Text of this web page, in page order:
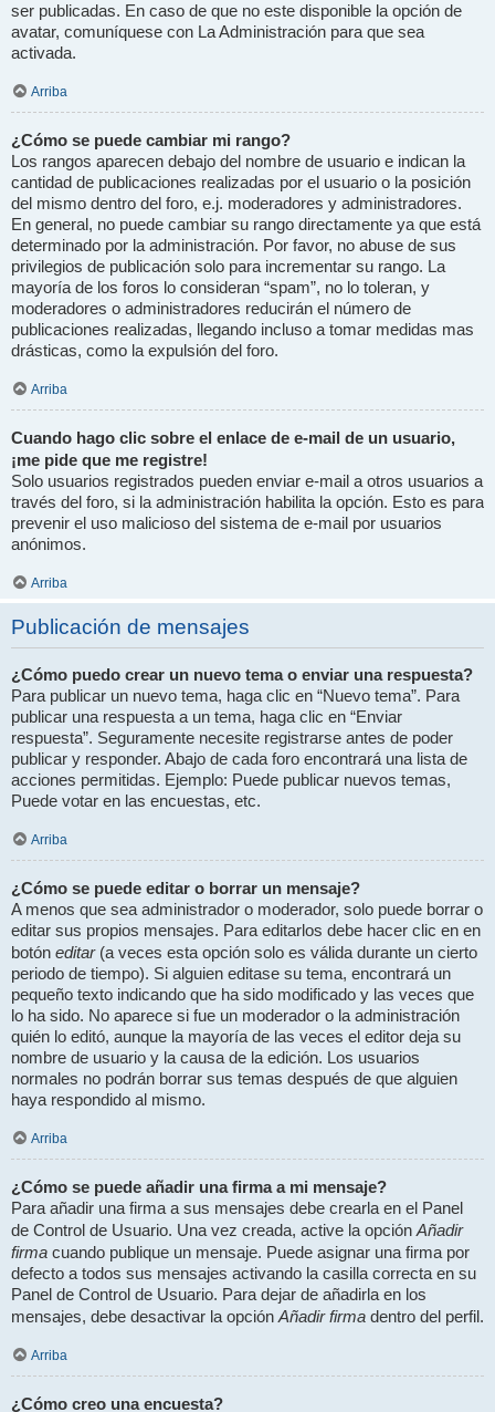
ser publicadas. En caso de que no este disponible la opción de
avatar, comuníquese con La Administración para que sea
activada.
Arriba
¿Cómo se puede cambiar mi rango?
Los rangos aparecen debajo del nombre de usuario e indican la
cantidad de publicaciones realizadas por el usuario o la posición
del mismo dentro del foro, e.j. moderadores y administradores.
En general, no puede cambiar su rango directamente ya que está
determinado por la administración. Por favor, no abuse de sus
privilegios de publicación solo para incrementar su rango. La
mayoría de los foros lo consideran “spam”, no lo toleran, y
moderadores o administradores reducirán el número de
publicaciones realizadas, llegando incluso a tomar medidas mas
drásticas, como la expulsión del foro.
Arriba
Cuando hago clic sobre el enlace de e-mail de un usuario,
¡me pide que me registre!
Solo usuarios registrados pueden enviar e-mail a otros usuarios a
través del foro, si la administración habilita la opción. Esto es para
prevenir el uso malicioso del sistema de e-mail por usuarios
anónimos.
Arriba
Publicación de mensajes
¿Cómo puedo crear un nuevo tema o enviar una respuesta?
Para publicar un nuevo tema, haga clic en “Nuevo tema”. Para
publicar una respuesta a un tema, haga clic en “Enviar
respuesta”. Seguramente necesite registrarse antes de poder
publicar y responder. Abajo de cada foro encontrará una lista de
acciones permitidas. Ejemplo: Puede publicar nuevos temas,
Puede votar en las encuestas, etc.
Arriba
¿Cómo se puede editar o borrar un mensaje?
A menos que sea administrador o moderador, solo puede borrar o
editar sus propios mensajes. Para editarlos debe hacer clic en en
botón editar(a veces esta opción solo es válida durante un cierto
periodo de tiempo). Si alguien editase su tema, encontrará un
pequeño texto indicando que ha sido modificado y las veces que
lo ha sido. No aparece si fue un moderador o la administración
quién lo editó, aunque la mayoría de las veces el editor deja su
nombre de usuario y la causa de la edición. Los usuarios
normales no podrán borrar sus temas después de que alguien
haya respondido al mismo.
Arriba
¿Cómo se puede añadir una firma a mi mensaje?
Para añadir una firma a sus mensajes debe crearla en el Panel
de Control de Usuario. Una vez creada, active la opción Añadir
firma cuando publique un mensaje. Puede asignar una firma por
defecto a todos sus mensajes activando la casilla correcta en su
Panel de Control de Usuario. Para dejar de añadirla en los
mensajes, debe desactivar la opción Añadir firma dentro del perfil.
Arriba
¿Cómo creo una encuesta?